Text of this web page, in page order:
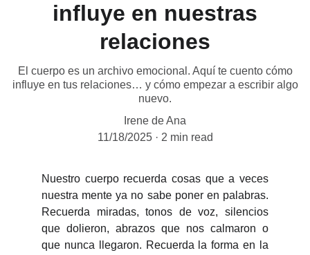
influye en nuestras
relaciones
El cuerpo es un archivo emocional. Aquí te cuento cómo
influye en tus relaciones… y cómo empezar a escribir algo
nuevo.
Irene de Ana
11/18/2025
2 min read
Nuestro cuerpo recuerda cosas que a veces
nuestra mente ya no sabe poner en palabras.
Recuerda miradas, tonos de voz, silencios
que dolieron, abrazos que nos calmaron o
que nunca llegaron. Recuerda la forma en la